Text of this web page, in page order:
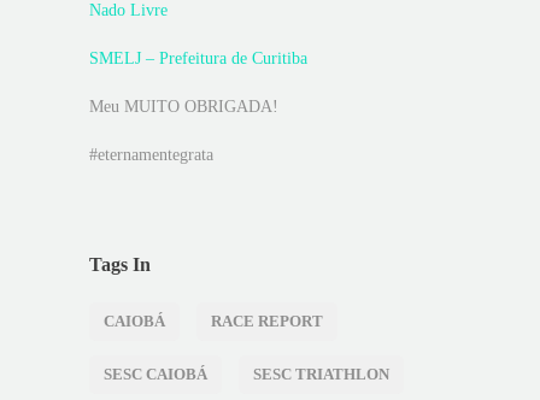
Nado Livre
SMELJ – Prefeitura de Curitiba
Meu MUITO OBRIGADA!
#eternamentegrata
Tags In
CAIOBÁ RACE REPORT
SESC CAIOBÁ SESC TRIATHLON